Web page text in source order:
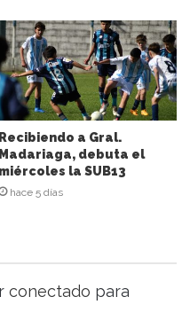
Recibiendo a Gral.
Madariaga, debuta el
miércoles la SUB13
hace 5 días
conectado para